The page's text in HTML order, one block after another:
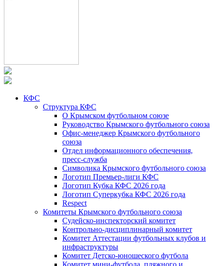
КФС
Структура КФС
О Крымском футбольном союзе
Руководство Крымского футбольного союза
Офис-менеджер Крымского футбольного
союза
Отдел информационного обеспечения,
пресс-служба
Символика Крымского футбольного союза
Логотип Премьер-лиги КФС
Логотип Кубка КФС 2026 года
Логотип Суперкубка КФС 2026 года
Respect
Комитеты Крымского футбольного союза
Судейско-инспекторский комитет
Контрольно-дисциплинарный комитет
Комитет Аттестации футбольных клубов и
инфраструктуры
Комитет Детско-юношеского футбола
Комитет мини-футбола, пляжного и